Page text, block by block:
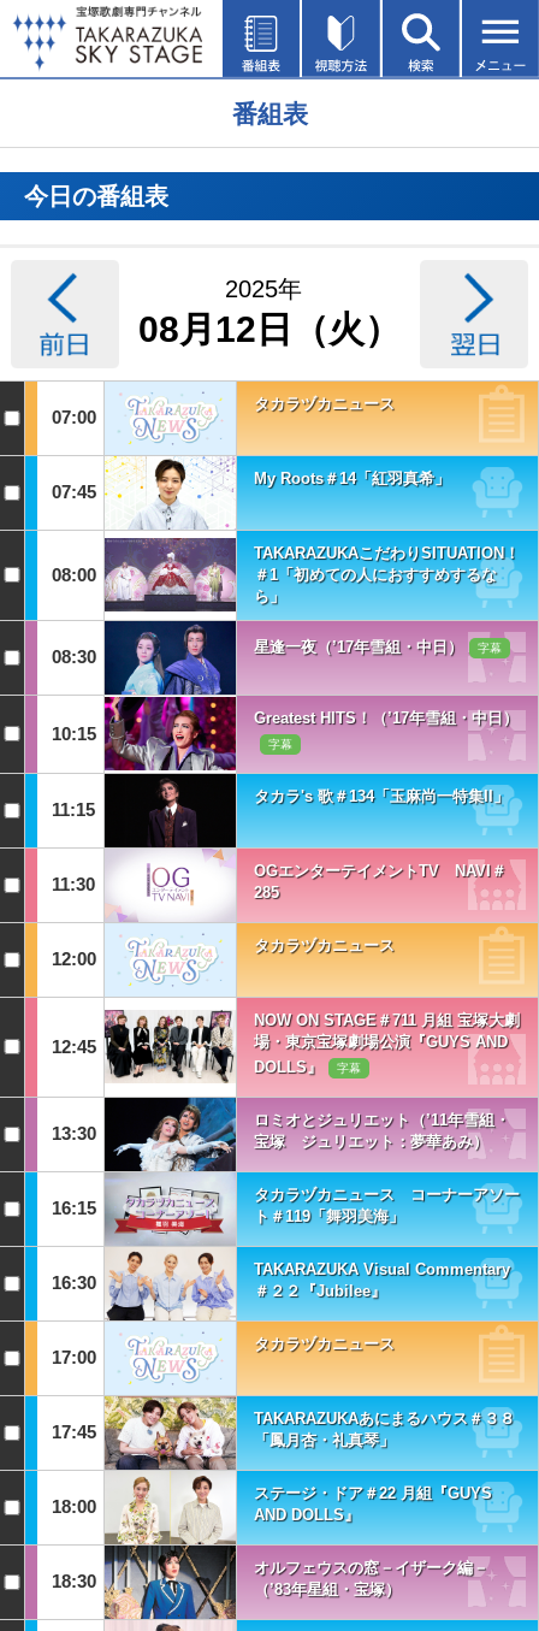
番組表
今日の番組表
2025年
08月12日（火）
07:00
タカラヅカニュース
07:45
My Roots＃14「紅羽真希」
08:00
TAKARAZUKAこだわりSITUATION！
＃1「初めての人におすすめするな
ら」
08:30 星逢一夜（’17年雪組・中日） 字幕
10:15
Greatest HITS！（’17年雪組・中日）
字幕
11:15
タカラ's 歌＃134「玉麻尚一特集II」
11:30
OGエンターテイメントTV NAVI＃
285
12:00
タカラヅカニュース
12:45
NOW ON STAGE＃711 月組 宝塚大劇
場・東京宝塚劇場公演『GUYS AND
DOLLS』
字幕
13:30
ロミオとジュリエット（’11年雪組・
宝塚 ジュリエット：夢華あみ）
16:15
タカラヅカニュース コーナーアソー
ト＃119「舞羽美海」
16:30
TAKARAZUKA Visual Commentary
＃２２『Jubilee』
17:00
タカラヅカニュース
17:45
TAKARAZUKAあにまるハウス＃３８
「鳳月杏・礼真琴」
18:00
ステージ・ドア＃22 月組『GUYS
AND DOLLS』
18:30
オルフェウスの窓－イザーク編－
（’83年星組・宝塚）